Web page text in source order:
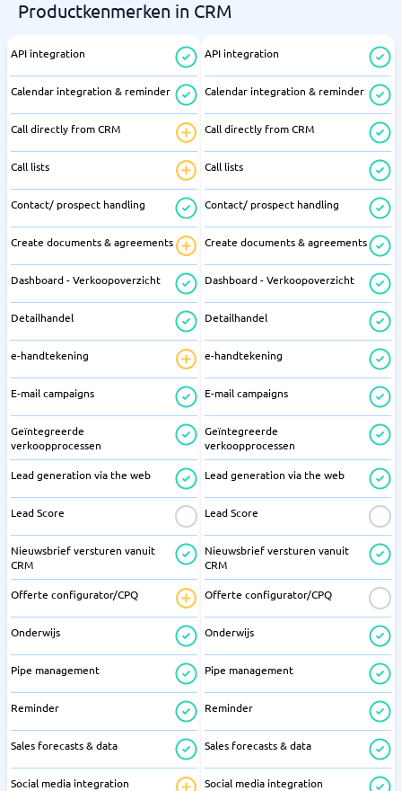
Productkenmerken in CRM
API integration
Calendar integration & reminder
Call directly from CRM
Call lists
Contact/ prospect handling
Create documents & agreements
Dashboard - Verkoopoverzicht
Detailhandel
e-handtekening
E-mail campaigns
Geïntegreerde
verkoopprocessen
Lead generation via the web
Lead Score
Nieuwsbrief versturen vanuit
CRM
Offerte configurator/CPQ
Onderwijs
Pipe management
Reminder
Sales forecasts & data
Social media integration
API integration
Calendar integration & reminder
Call directly from CRM
Call lists
Contact/ prospect handling
Create documents & agreements
Dashboard - Verkoopoverzicht
Detailhandel
e-handtekening
E-mail campaigns
Geïntegreerde
verkoopprocessen
Lead generation via the web
Lead Score
Nieuwsbrief versturen vanuit
CRM
Offerte configurator/CPQ
Onderwijs
Pipe management
Reminder
Sales forecasts & data
Social media integration